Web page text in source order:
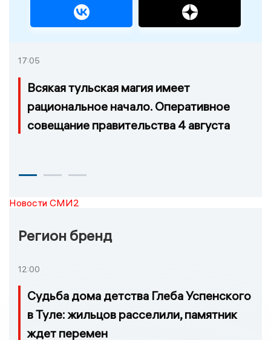
17:05
Всякая тульская магия имеет
рациональное начало. Оперативное
совещание правительства 4 августа
Новости СМИ2
Регион бренд
12:00
Судьба дома детства Глеба Успенского
в Туле: жильцов расселили, памятник
ждет перемен